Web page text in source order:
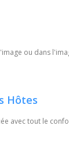
ou dans
Hôtes
avec tout le